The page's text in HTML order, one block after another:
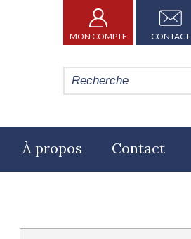
MON COMPTE CONTACT
À propos Contact